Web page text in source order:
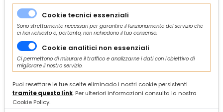
20 ARTICOLI
ORDINA E FILTRA
Rassegna stampa del 31.01.2025
VENERDÌ 31 GENNAIO 2025 RASSEGNA STAMPA
Cookie tecnici essenziali
Sono strettamente necessari per garantire il funzionamento del servizio che
ci hai richiesto e, pertanto, non richiedono il tuo consenso.
Cookie analitici non essenziali
Ci permettono di misurare il traffico e analizzarne i dati con l'obiettivo di
migliorare il nostro servizio.
Puoi resettare le tue scelte eliminado i nostri cookie persistenti
tramite questo link. Per ulteriori informazioni consulta la nostra
Cookie Policy.